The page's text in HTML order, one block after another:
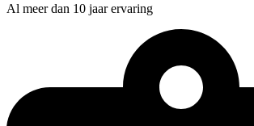
Al meer dan 10 jaar ervaring